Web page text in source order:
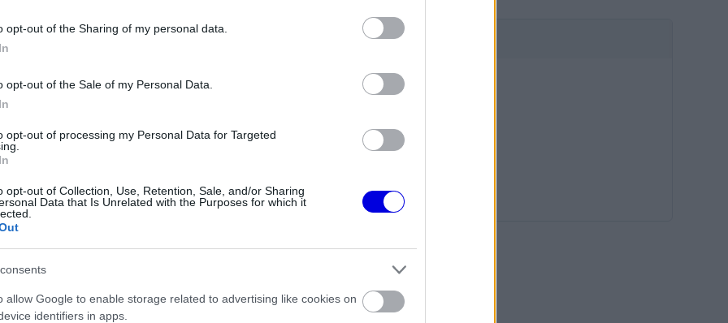
opt-out of the Sharing of my personal data.
opt-out of the Sale of my Personal Data.
opt-out of processing my Personal Data for Targeted
opt-out of Collection, Use, Retention, Sale, and/or Sharing
Data that Is Unrelated with the Purposes for which it
allow Google to enable storage related to advertising like cookies on
identifiers in apps.
már Hamilton leigazolását" –
ezt sosem ismerné be, hiszen az
vagyok benne, hogy a bakui kettő
ezen a csapatnál."